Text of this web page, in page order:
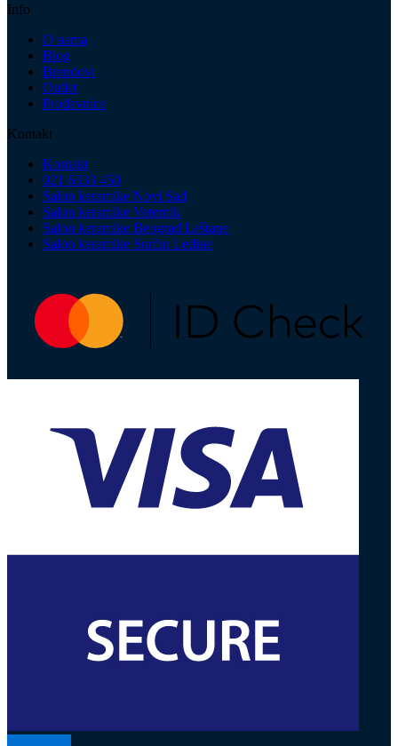
Info
O nama
Blog
Brendovi
Outlet
Prodavnice
Kontakt
Kontakt
021 6333 450
Salon keramike Novi Sad
Salon keramike Veternik
Salon keramike Beograd Leštane
Salon keramike Surčin Ledine